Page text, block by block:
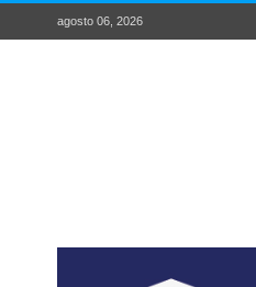
agosto 06, 2026